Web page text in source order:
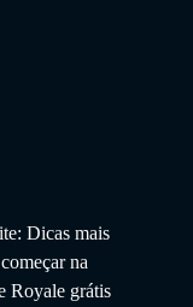
Dicas mais
na
Royale grátis